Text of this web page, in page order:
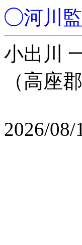
◯河川
小出川
（高座
2026/08/